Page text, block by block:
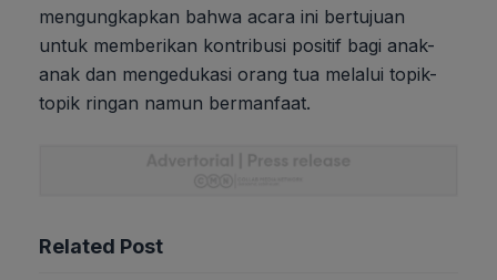
mengungkapkan bahwa acara ini bertujuan
untuk memberikan kontribusi positif bagi anak-
anak dan mengedukasi orang tua melalui topik-
topik ringan namun bermanfaat.
Related Post